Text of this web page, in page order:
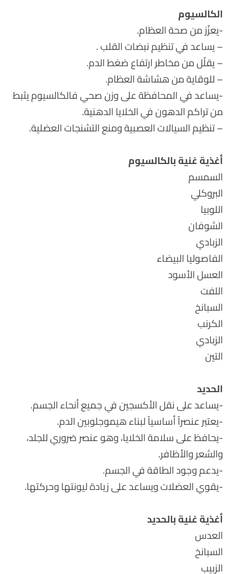
الكالسيوم
-يعزّز من صحة العظام.
– يساعد في تنظيم نبضات القلب .
– يقلّل من مخاطر ارتفاع ضغط الدم.
– للوقاية من هشاشة العظام.
-يساعد في المحافظة على وزن صحي فالكالسيوم يثبط
من تراكم الدهون في الخلايا الدهنية.
– تنظيم السيالات العصبية ومنع التشنجات العضلية.
أغذية غنية بالكالسيوم
السمسم
البروكلي
اللوبيا
الشوفان
الزبادي
الفاصوليا البيضاء
العسل الأسود
اللفت
السبانخ
الكرنب
الزبادي
التين
الحديد
-يساعد على نقل الأكسجين في جميع أنحاء الجسم.
-يعتبر عنصراً أساسياً لبناء هيموجلوبين الدم.
-يحافظ على سلامة الخلايا، وهو عنصر ضروري للجلد،
والشعر والأظافر.
-يدعم وجود الطاقة في الجسم.
-يقوي العضلات ويساعد على زيادة ليونتها وحركتها.
أغذية غنية بالحديد
العدس
السبانخ
الزبيب